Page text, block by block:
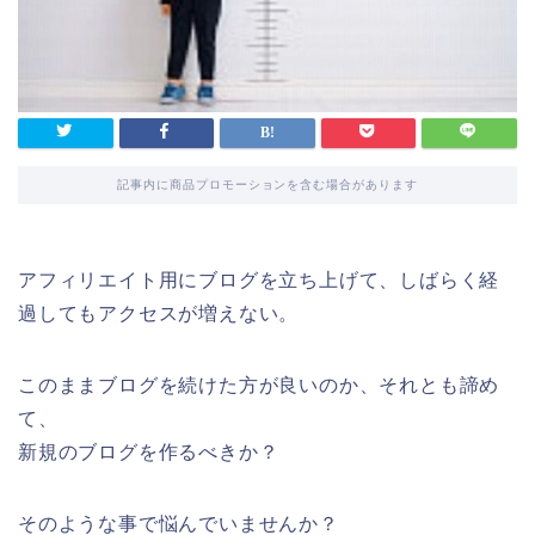
記事内に商品プロモーションを含む場合があります
アフィリエイト用にブログを立ち上げて、しばらく経
過してもアクセスが増えない。
このままブログを続けた方が良いのか、それとも諦め
て、
新規のブログを作るべきか？
そのような事で悩んでいませんか？